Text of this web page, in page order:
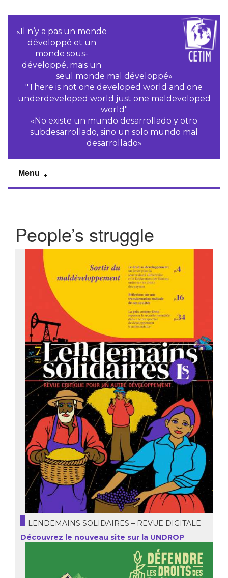
«Il n‘y a pas un monde
développé et un
monde sous-
développé, mais un
seul monde mal développé»
"There is not one developed world and one
underdeveloped world just one maldeveloped
world"
«No existe un mundo desarrollado y otro
subdesarrollado, sino un solo mundo mal
desarrollado»
Menu
People’s struggle
LENDEMAINS SOLIDAIRES – REVUE DIGITALE
Découvrez le nouveau site sur la UNDROP